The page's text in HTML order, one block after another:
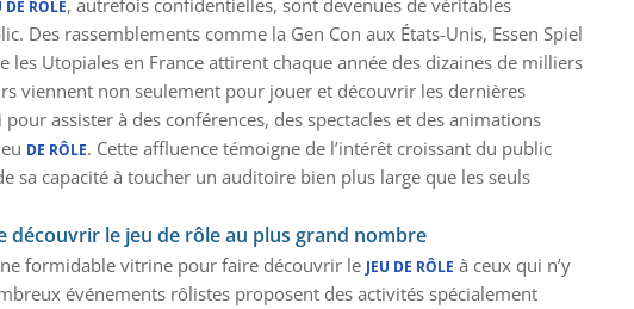
RÔLE, autrefois confidentielles, sont devenues de véritables
Des rassemblements comme la Gen Con aux États-Unis, Essen Spiel
les Utopiales en France attirent chaque année des dizaines de milliers
viennent non seulement pour jouer et découvrir les dernières
assister à des conférences, des spectacles et des animations
DE RÔLE. Cette affluence témoigne de l’intérêt croissant du public
sa capacité à toucher un auditoire bien plus large que les seuls
découvrir le jeu de rôle au plus grand nombre
formidable vitrine pour faire découvrir le JEU DE RÔLE à ceux qui n’y
événements rôlistes proposent des activités spécialement